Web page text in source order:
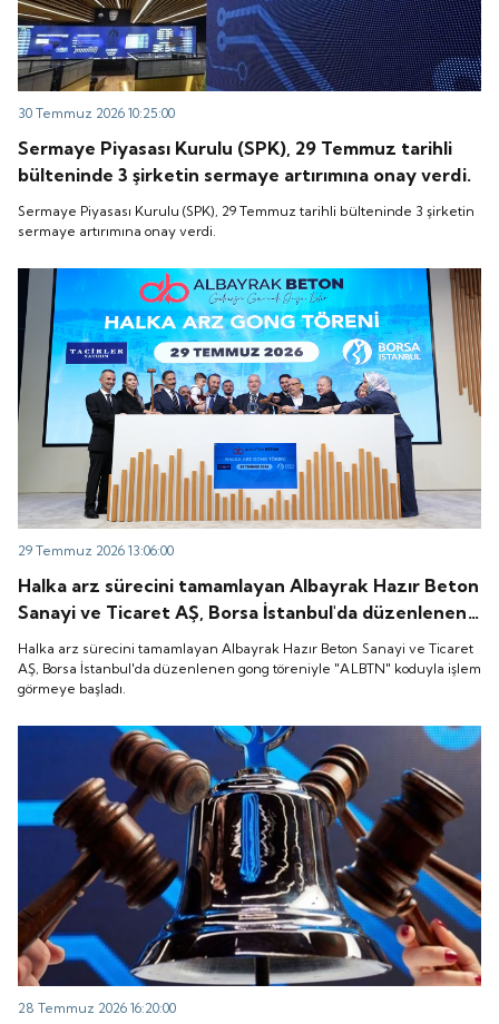
30 Temmuz 2026 10:25:00
Sermaye Piyasası Kurulu (SPK), 29 Temmuz tarihli
bülteninde 3 şirketin sermaye artırımına onay verdi.
Sermaye Piyasası Kurulu (SPK), 29 Temmuz tarihli bülteninde 3 şirketin
sermaye artırımına onay verdi.
29 Temmuz 2026 13:06:00
Halka arz sürecini tamamlayan Albayrak Hazır Beton
Sanayi ve Ticaret AŞ, Borsa İstanbul'da düzenlenen
gong töreniyle "ALBTN" koduyla işlem görmeye
başladı.
Halka arz sürecini tamamlayan Albayrak Hazır Beton Sanayi ve Ticaret
AŞ, Borsa İstanbul'da düzenlenen gong töreniyle "ALBTN" koduyla işlem
görmeye başladı.
28 Temmuz 2026 16:20:00